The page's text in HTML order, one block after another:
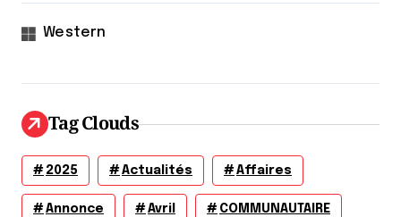
Western
Tag Clouds
2025 Actualités Affaires
Annonce Avril COMMUNAUTAIRE